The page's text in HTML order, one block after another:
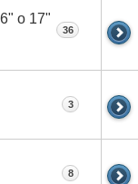
o 17"
36
3
8